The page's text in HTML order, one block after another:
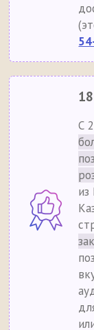
С
из